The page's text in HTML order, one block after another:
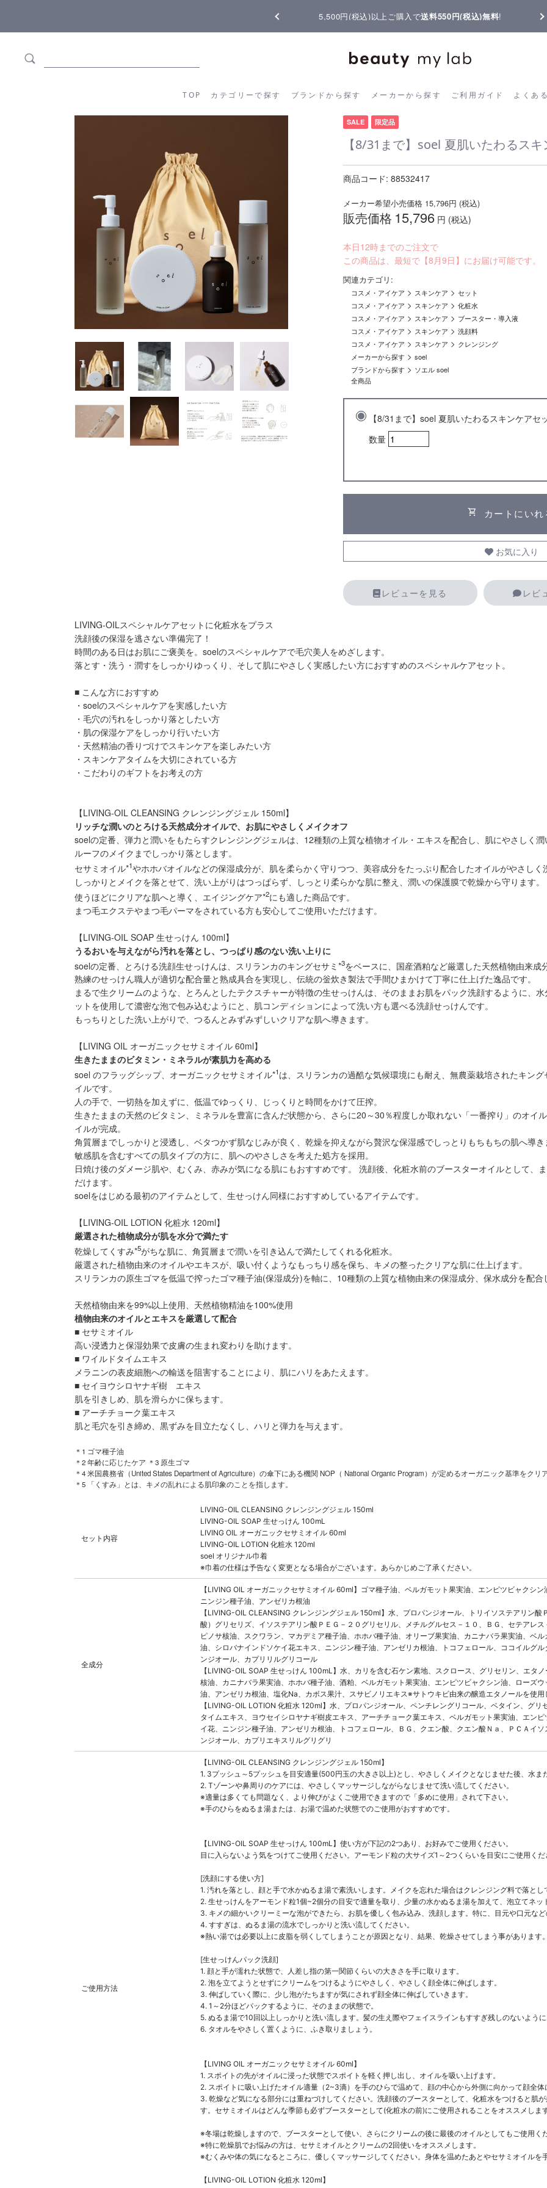
【重要】熊本地震の影響によりお届けに遅延が生じております
TOP カテゴリーで探す ブランドから探す メーカーから探す ご利用ガイド よくあ
カテゴリーから探す ブランドから探す メーカーから探す ご利用ガイド よ
SALE 限定品
【8/31まで】soel 夏肌いたわるスキ
商品コード: 88532417
メーカー希望小売価格 15,796円 (税込)
販売価格 15,796 円 (税込)
本日12時までのご注文で
この商品は、最短で【8月9日】にお届け可能です。
関連カテゴリ:
コスメ・アイケア > スキンケア >セット
コスメ・アイケア > スキンケア >化粧水
コスメ・アイケア > スキンケア > ブースター・導入液
コスメ・アイケア > スキンケア >洗顔料
コスメ・アイケア > スキンケア > クレンジング
メーカーから探す >soel
ブランドから探す > ソエル soel
全商品
【8/31まで】soel 夏肌いたわるスキンケアセ
数量
shopping_cart カートにいれ
お気に入り
レビューを見る レビ
LIVING-OILスペシャルケアセットに化粧水をプラス
洗顔後の保湿を逃さない準備完了！
時間のある日はお肌にご褒美を。soelのスペシャルケアで毛穴美人をめざします。
落とす・洗う・潤すをしっかりゆっくり、そして肌にやさしく実感したい方におすすめのスペシャルケアセット。
■ こんな方におすすめ
・soelのスペシャルケアを実感したい方
・毛穴の汚れをしっかり落としたい方
・肌の保湿ケアをしっかり行いたい方
・天然精油の香りづけでスキンケアを楽しみたい方
・スキンケアタイムを大切にされている方
・こだわりのギフトをお考えの方
【LIVING-OIL CLEANSING クレンジングジェル 150ml】
リッチな潤いのとろける天然成分オイルで、お肌にやさしくメイクオフ
soelの定番、弾力と潤いをもたらすクレンジングジェルは、12種類の上質な植物オイル・エキスを配合し、肌にやさしく
ルーフのメイクまでしっかり落とします。
セサミオイル*1やホホバオイルなどの保湿成分が、肌を柔らかく守りつつ、美容成分をたっぷり配合したオイルがやさしく
しっかりとメイクを落とせて、洗い上がりはつっぱらず、しっとり柔らかな肌に整え、潤いの保護膜で乾燥から守ります。
使うほどにクリアな肌へと導く、エイジングケア*2にも適した商品です。
まつ毛エクステやまつ毛パーマをされている方も安心してご使用いただけます。
【LIVING-OIL SOAP 生せっけん 100ml】
うるおいを与えながら汚れを落とし、つっぱり感のない洗い上りに
soelの定番、とろける洗顔生せっけんは、スリランカのキングセサミ*3をベースに、国産酒粕など厳選した天然植物由来成
熟練のせっけん職人が適切な配合量と熟成具合を実現し、伝統の釡炊き製法で手間ひまかけて丁寧に仕上げた逸品です。
まるで生クリームのような、とろんとしたテクスチャーが特徴の生せっけんは、そのままお肌をパック洗顔するように、
ットを使用して濃密な泡で包み込むようにと、肌コンディションによって洗い方も選べる洗顔せっけんです。
もっちりとした洗い上がりで、つるんとみずみずしいクリアな肌へ導きます。
【LIVING OIL オーガニックセサミオイル 60ml】
生きたままのビタミン・ミネラルが素肌力を高める
soel のフラッグシップ、オーガニックセサミオイル*1は、スリランカの過酷な気候環境にも耐え、無農薬栽培されたキング
イルです。
人の手で、一切熱を加えずに、低温でゆっくり、じっくりと時間をかけて圧搾。
生きたままの天然のビタミン、ミネラルを豊富に含んだ状態から、さらに20～30％程度しか取れない「一番搾り」のオイ
イルが完成。
角質層までしっかりと浸透し、ベタつかず肌なじみが良く、乾燥を抑えながら贅沢な保湿感でしっとりもちもちの肌へ導き
敏感肌を含むすべての肌タイプの方に、肌へのやさしさを考えた処方を採用。
日焼け後のダメージ肌や、むくみ、赤みが気になる肌にもおすすめです。 洗顔後、化粧水前のブースターオイルとして、
だけます。
soelをはじめる最初のアイテムとして、生せっけん同様におすすめしているアイテムです。
【LIVING-OIL LOTION 化粧水 120ml】
厳選された植物成分が肌を水分で満たす
乾燥してくすみ*5がちな肌に、角質層まで潤いを引き込んで満たしてくれる化粧水。
厳選された植物由来のオイルやエキスが、吸い付くようなもっちり感を保ち、キメの整ったクリアな肌に仕上げます。
スリランカの原生ゴマを低温で搾ったゴマ種子油(保湿成分)を軸に、10種類の上質な植物由来の保湿成分、保水成分を配合
天然植物由来を99%以上使用、天然植物精油を100%使用
植物由来のオイルとエキスを厳選して配合
■ セサミオイル
高い浸透力と保湿効果で皮膚の生まれ変わりを助けます。
■ ワイルドタイムエキス
メラニンの表皮細胞への輸送を阻害することにより、肌にハリをあたえます。
■ セイヨウシロヤナギ樹 エキス
肌を引きしめ、肌を滑らかに保ちます。
■ アーチチョーク葉エキス
肌と毛穴を引き締め、黒ずみを目立たなくし、ハリと弾力を与えます。
＊1 ゴマ種子油
＊2 年齢に応じたケア ＊3 原生ゴマ
＊4 米国農務省（United States Department of Agriculture）の傘下にある機関 NOP（ National Organic Program）が定めるオーガニック基準をクリ
＊5 「くすみ」とは、キメの乱れによる肌印象のことを指します。
セット内容
LIVING-OIL CLEANSING クレンジングジェル 150ml
LIVING-OIL SOAP 生せっけん 100mL
LIVING OIL オーガニックセサミオイル 60ml
LIVING-OIL LOTION 化粧水 120ml
soel オリジナル巾着
※巾着の仕様は予告なく変更となる場合がございます。あらかじめご了承ください。
全成分
【LIVING OIL オーガニックセサミオイル 60ml】ゴマ種子油、ベルガモット果実油、エンピツビャクシ
ニンジン種子油、アンゼリカ根油
【LIVING-OIL CLEANSING クレンジングジェル 150ml】水、プロパンジオール、トリイソステアリン
酸）グリセリズ、イソステアリン酸ＰＥＧ－２０グリセリル、メチルグルセス－１０、ＢＧ、セテアレ
ピノサ核油、スクワラン、マカデミア種子油、ホホバ種子油、オリーブ果実油、カニナバラ果実油、ベ
油、シロバナインドソケイ花エキス、ニンジン種子油、アンゼリカ根油、トコフェロール、ココイルグ
ンジオール、カプリリルグリコール
【LIVING-OIL SOAP 生せっけん 100mL】水、カリを含む石ケン素地、スクロース、グリセリン、エタ
核油、カニナバラ果実油、ホホバ種子油、酒粕、ベルガモット果実油、エンピツビャクシン油、ローズ
油、アンゼリカ根油、塩化Na、カボス果汁、スサビノリエキス※サトウキビ由来の醸造エタノールを使用
【LIVING-OIL LOTION 化粧水 120ml】水、プロパンジオール、ペンチレングリコール、ベタイン、グ
タイムエキス、ヨウセイシロヤナギ樹皮エキス、アーチチョーク葉エキス、ベルガモット果実油、エン
イ花、ニンジン種子油、アンゼリカ根油、トコフェロール、ＢＧ、クエン酸、クエン酸Ｎａ、ＰＣＡイ
ンジオール、カプリエキスリルグリグリ
ご使用方法
【LIVING-OIL CLEANSING クレンジングジェル 150ml】
1. 3プッシュ～5プッシュを目安適量(500円玉の大きさ以上)とし、やさしくメイクとなじませた後、水ま
2. Tゾーンや鼻周りのケアには、やさしくマッサージしながらなじませて洗い流してください。
※適量は多くても問題なく、より伸びがよくご使用できますので「多めに使用」されて下さい。
※手のひらをぬるま湯または、お湯で温めた状態でのご使用がおすすめです。
【LIVING-OIL SOAP 生せっけん 100mL】使い方が下記の2つあり、お好みでご使用ください。
目に入らないよう気をつけてご使用ください。アーモンド粒の大サイズ1～2つくらいを目安にご使用くだ
[洗顔にする使い方]
1. 汚れを落とし、顔と手で水かぬるま湯で素洗いします。メイクを忘れた場合はクレンジング料で落とし
2. 生せっけんをアーモンド粒1個~2個分の目安で適量を取り、少量の水かぬるま湯を加えて、泡立てネッ
3. キメの細かいクリーミーな泡ができたら、お肌を優しく包み込み、洗顔します。特に、目元や口元な
4. すすぎは、ぬるま湯の流水でしっかりと洗い流してください。
※熱い湯では必要以上に皮脂を弱くしてしまうことが原因となり、結果、乾燥させてしまう事があります。
[生せっけんパック洗顔]
1. 顔と手が濡れた状態で、人差し指の第一関節くらいの大きさを手に取ります。
2. 泡を立てようとせずにクリームをつけるようにやさしく、やさしく顔全体に伸ばします。
3. 伸ばしていく際に、少し泡がたちますが気にされず顔全体に伸ばしていきます。
4. 1～2分ほどパックするように、そのままの状態で。
5. ぬるま湯で10回以上しっかりと洗い流します。髪の生え際やフェイスラインもすすぎ残しのないように
6. タオルをやさしく置くように、ふき取りましょう。
【LIVING OIL オーガニックセサミオイル 60ml】
1. スポイトの先がオイルに浸った状態でスポイトを軽く押し出し、オイルを吸い上げます。
2. スポイトに吸い上げたオイル適量（2~3滴）を手のひらで温めて、顔の中心から外側に向かって顔全体
3. 乾燥など気になる部分には重ねづけしてください。洗顔後のブースターとして、化粧水をつけると肌
す。セサミオイルはどんな季節も必ずブースターとして(化粧水の前)にご使用されることをオススメします
※冬場は乾燥しますので、ブースターとして使い、さらにクリームの後に最後のオイルとしてもご使用くだ
※特に乾燥肌でお悩みの方は、セサミオイルとクリームの2回使いをオススメします。
※むくみや体の気になるところに、優しくマッサージしてください。身体を温めたあとやセサミオイルを
【LIVING-OIL LOTION 化粧水 120ml】